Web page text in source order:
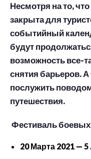
Несмотря на то,
закрыта для
событийный
будут
возможность все-
снятия барьеров.
послужить
путешествия.
Фестиваль боевых
20 Марта 2021 —